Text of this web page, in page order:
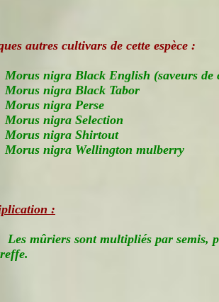
autres cultivars de cette espèce :
nigra Black English (saveurs de
nigra Black Tabor
nigra Perse
nigra Selection
nigra Shirtout
nigra Wellington mulberry
:
Les mûriers sont multipliés par semis,